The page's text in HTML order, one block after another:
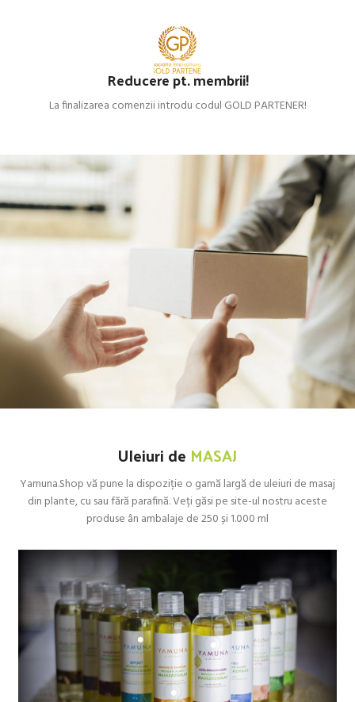
Reducere pt. membrii!
La finalizarea comenzii introdu codul GOLD PARTENER!
GRATUITla
comenzi de peste 449 LEI
Uleiuri de MASAJ
Yamuna.Shop vă pune la dispoziție o gamă largă de uleiuri de masaj
din plante, cu sau fără parafină. Veți găsi pe site-ul nostru aceste
produse ân ambalaje de 250 și 1.000 ml